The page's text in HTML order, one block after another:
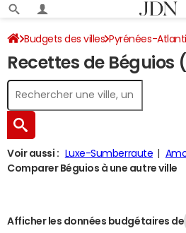
Budgets des villes Pyrénées-
Recettes 2024
Recettes de Béguios
Voir aussi : Luxe-Sumberraute
Comparer Béguios à une autre ville
Afficher les données budgétaires de